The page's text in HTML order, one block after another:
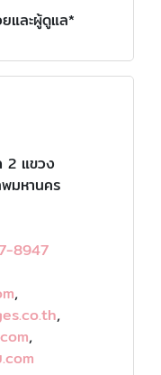
และผู้ดูแล*
2 แขวง
มหานคร
8947
,
,
,